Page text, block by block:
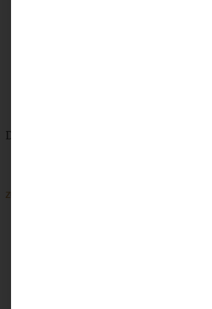
Death by Chocolate Cheesecake Schnitten
ZUM BEITRAG